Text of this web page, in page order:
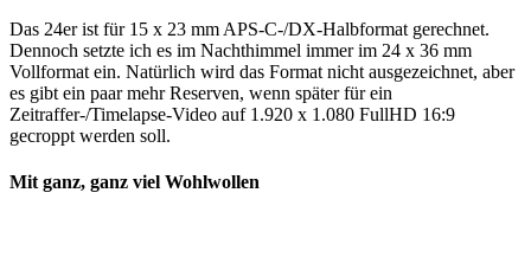
Das 24er ist für 15 x 23 mm APS-C-/DX-Halbformat gerechnet.
Dennoch setzte ich es im Nachthimmel immer im 24 x 36 mm
Vollformat ein. Natürlich wird das Format nicht ausgezeichnet, aber
es gibt ein paar mehr Reserven, wenn später für ein
Zeitraffer-/Timelapse-Video auf 1.920 x 1.080 FullHD 16:9
gecroppt werden soll.
Mit ganz, ganz viel Wohlwollen